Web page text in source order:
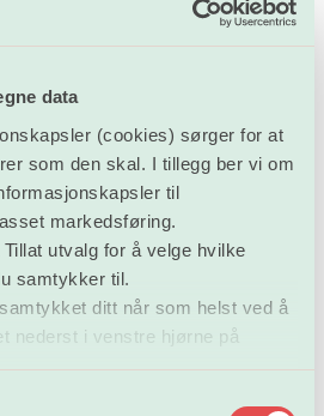
data
(cookies) sørger for at
som den skal. I tillegg ber vi om
til
markedsføring.
utvalg for å velge hvilke
samtykker til.
ditt når som helst ved å
nederst i venstre hjørne på
og kostnads- effektivitet?
sektoren som støtter opp om
forskning og utdanning?
og realiserer din institusjon
i et landskap med færre
krevende demokratisk
grep bør universitetene ta for å
posisjon og lykkes i den